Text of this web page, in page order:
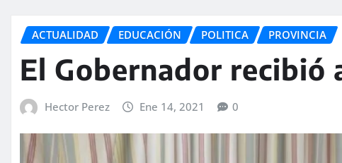
ACTUALIDAD EDUCACIÓN POLITICA PROVINCIA
El Gobernador recibió
Hector Perez Ene 14, 2021 0